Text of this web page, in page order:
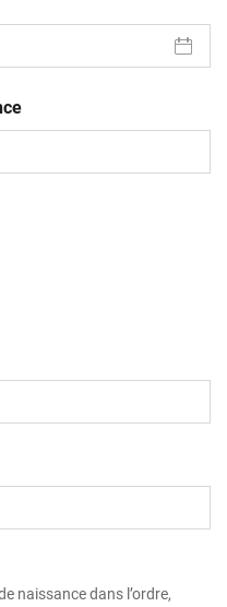
naissance dans l’ordre,